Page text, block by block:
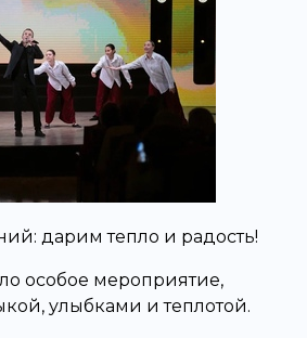
дарим тепло и радость!
особое мероприятие,
улыбками и теплотой.